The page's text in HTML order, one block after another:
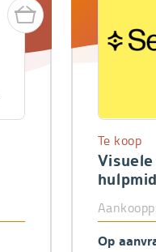
Visuele
Te koop
Op